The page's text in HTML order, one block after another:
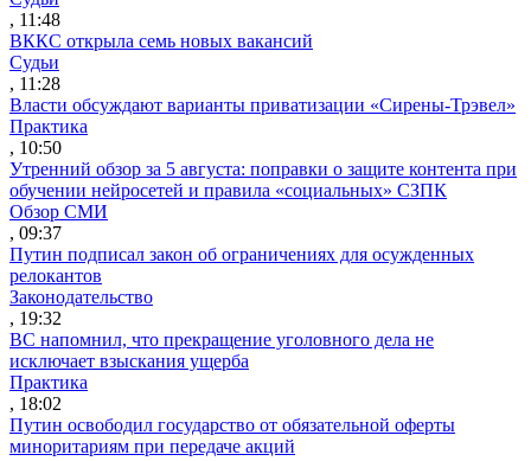
, 11:48
ВККС открыла семь новых вакансий
Судьи
, 11:28
Власти обсуждают варианты приватизации «Сирены-Трэвел»
Практика
, 10:50
Утренний обзор за 5 августа: поправки о защите контента при
обучении нейросетей и правила «социальных» СЗПК
Обзор СМИ
, 09:37
Путин подписал закон об ограничениях для осужденных
релокантов
Законодательство
, 19:32
ВС напомнил, что прекращение уголовного дела не
исключает взыскания ущерба
Практика
, 18:02
Путин освободил государство от обязательной оферты
миноритариям при передаче акций